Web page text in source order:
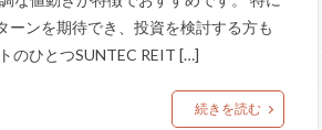
ンを期待でき、投資を検討する方も
のひとつSUNTEC REIT […]
続きを読む